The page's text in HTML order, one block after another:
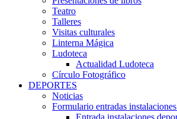
Teatro
Talleres
Visitas culturales
Linterna Mágica
Ludoteca
Actualidad Ludoteca
Círculo Fotográfico
DEPORTES
Noticias
Formulario entradas